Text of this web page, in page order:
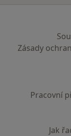
Zásady
Pracovní
Jak